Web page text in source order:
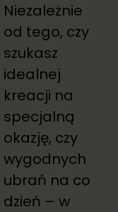
Niezależnie
od tego, czy
szukasz
idealnej
kreacji na
specjalną
okazję, czy
wygodnych
ubrań na co
dzień – w